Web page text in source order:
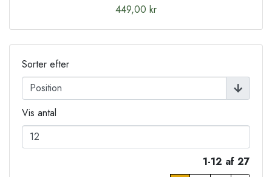
449,00 kr
Sorter efter
Vis antal
1-12 af 27